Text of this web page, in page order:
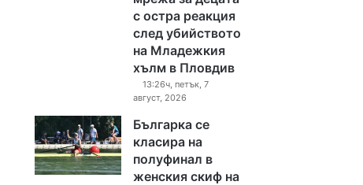
с остра реакция
след убийството
на Младежкия
хълм в Пловдив
13:26ч, петък, 7
август, 2026
Българка се
класира на
полуфинал в
женския скиф на